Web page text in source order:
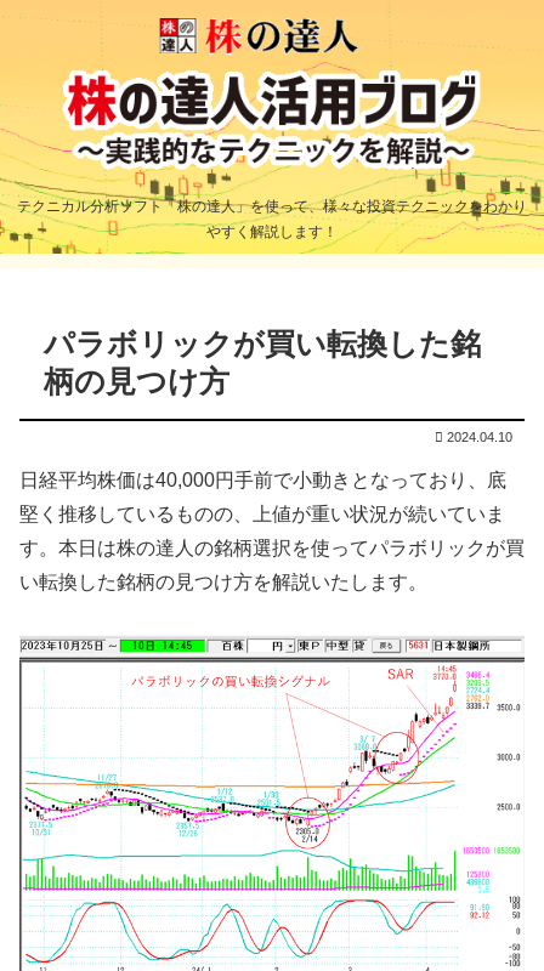
テクニカル分析ソフト「株の達人」を使って、様々な投資テクニックをわかり
やすく解説します！
パラボリックが買い転換した銘
柄の見つけ方
2024.04.10
日経平均株価は40,000円手前で小動きとなっており、底
堅く推移しているものの、上値が重い状況が続いていま
す。本日は株の達人の銘柄選択を使ってパラボリックが買
い転換した銘柄の見つけ方を解説いたします。